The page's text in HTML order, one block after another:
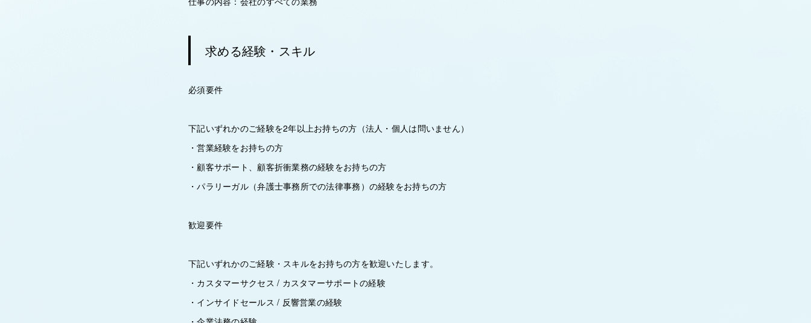
求める経験・スキル
必須要件
下記いずれかのご経験を2年以上お持ちの方（法人・個人は問いません）
・営業経験をお持ちの方
・顧客サポート、顧客折衝業務の経験をお持ちの方
・パラリーガル（弁護士事務所での法律事務）の経験をお持ちの方
歓迎要件
下記いずれかのご経験・スキルをお持ちの方を歓迎いたします。
・カスタマーサクセス / カスタマーサポートの経験
・インサイドセールス / 反響営業の経験